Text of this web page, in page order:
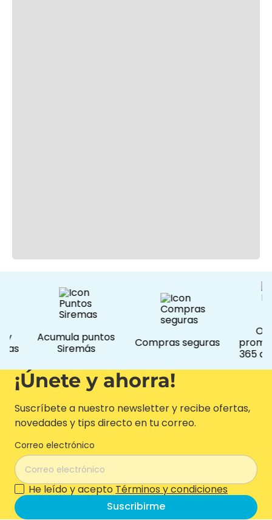
Acumula puntos
Siremás
Compras seguras
365
¡Únete y ahorra!
Suscríbete a nuestro newsletter y recibe ofertas,
novedades y tips directo en tu correo.
Correo electrónico
He leído y acepto Términos y condiciones
Suscribirme